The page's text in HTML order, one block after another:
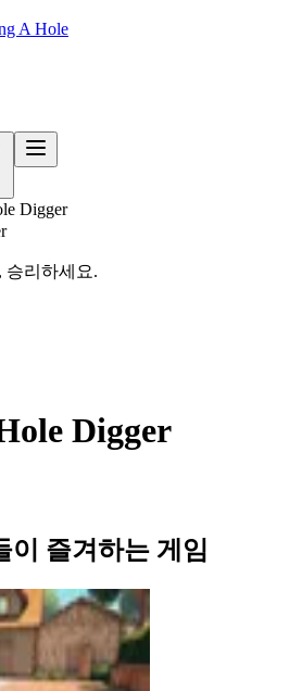
A Hole
Digger
승리하세요.
Digger
이 즐겨하는 게임